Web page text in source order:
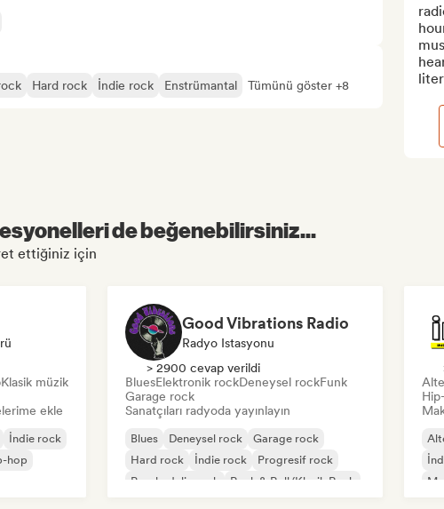
Hard rock İndie rock Enstrümantal Tümünü göster +8
de beğenebilirsiniz...
ettiğiniz için
Klasik müzik
ekle
İndie rock
hop
Good Vibrations Radio
Radyo Istasyonu
> 2900 cevap verildi
BluesElektronik rockDeneysel rockFunk
Garage rock
Sanatçıları radyoda yayınlayın
Blues Deneysel rock
Garage rock
Hard rock
İndie rock
Progresif rock
Psychedelic rock
Rock & Roll/Klasik Rock